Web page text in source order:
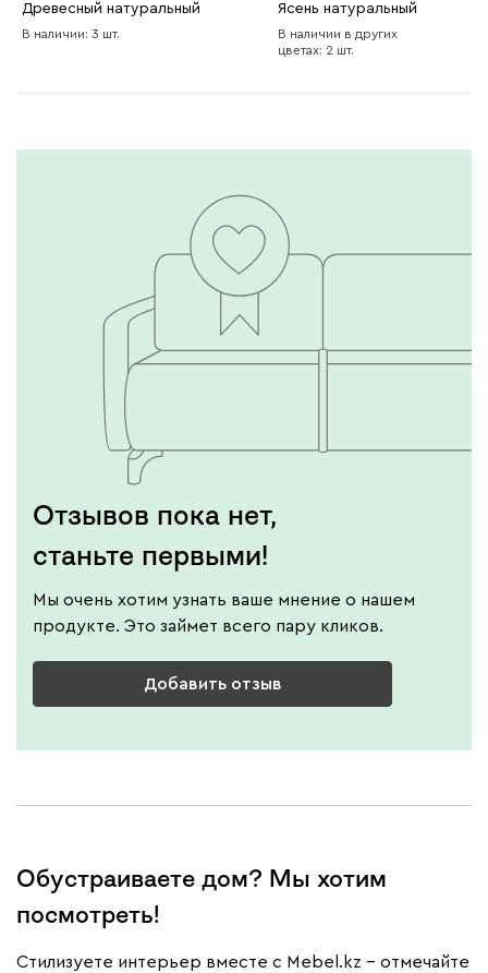
Древесный натуральный
В наличии: 3 шт.
Ясень натуральный
В наличии в других
цветах: 2 шт.
Отзывов пока нет,
станьте первыми!
Мы очень хотим узнать ваше мнение о нашем
продукте. Это займет всего пару кликов.
Добавить отзыв
Обустраиваете дом? Мы хотим
посмотреть!
Cтилизуете интерьер вместе с Mebel.kz – отмечайте